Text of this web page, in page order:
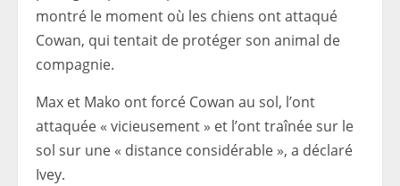
montré le moment où les chiens ont attaqué
Cowan, qui tentait de protéger son animal de
compagnie.
Max et Mako ont forcé Cowan au sol, l’ont
attaquée « vicieusement » et l’ont traînée sur le
sol sur une « distance considérable », a déclaré
Ivey.